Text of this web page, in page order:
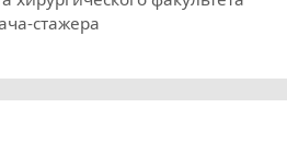
стажера